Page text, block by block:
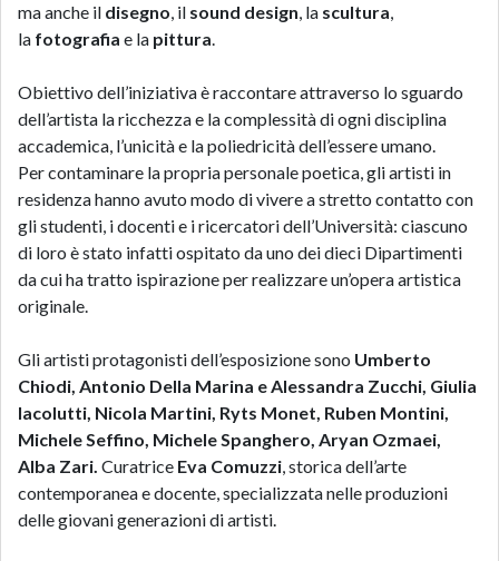
ma anche il disegno, il sound design, la scultura,
la fotografia e la pittura.
Obiettivo dell’iniziativa è raccontare attraverso lo sguardo
dell’artista la ricchezza e la complessità di ogni disciplina
accademica, l’unicità e la poliedricità dell’essere umano.
Per contaminare la propria personale poetica, gli artisti in
residenza hanno avuto modo di vivere a stretto contatto con
gli studenti, i docenti e i ricercatori dell’Università: ciascuno
di loro è stato infatti ospitato da uno dei dieci Dipartimenti
da cui ha tratto ispirazione per realizzare un’opera artistica
originale.
Gli artisti protagonisti dell’esposizione sono Umberto
Chiodi, Antonio Della Marina e Alessandra Zucchi, Giulia
Iacolutti, Nicola Martini, Ryts Monet, Ruben Montini,
Michele Seffino, Michele Spanghero, Aryan Ozmaei,
Alba Zari. Curatrice Eva Comuzzi, storica dell’arte
contemporanea e docente, specializzata nelle produzioni
delle giovani generazioni di artisti.